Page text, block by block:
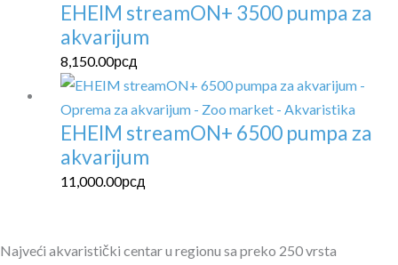
EHEIM streamON+ 3500 pumpa za
akvarijum
8,150.00рсд
EHEIM streamON+ 6500 pumpa za
akvarijum
11,000.00рсд
Najveći akvaristički centar u regionu sa preko 250 vrsta